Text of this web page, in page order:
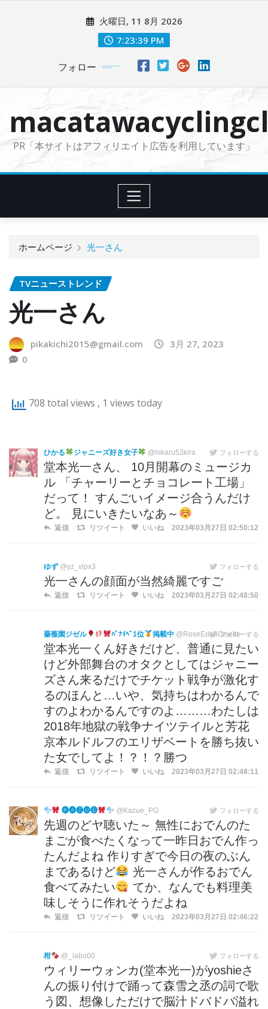
に
火曜日, 11 8月 2026
7:23:40 PM
フォロー
PR「本サイトはアフィリエイト広告を利用しています」
ホームページ 光一さん
TVニューストレンド
光一さん
pikakichi2015@gmail.com
3月 27, 2023
0
708 total views , 1 views today
ひかる ジャニーズ好き女子 @hikaru53kira フォローする
堂本光一さん、 10月開幕のミュージカ
ル 「チャーリーとチョコレート工場」
だって！ すんごいイメージ合うんだけ
ど。 見にいきたいなあ～
返信 リツイート いいね 2023年03月27日 02:50:12
ゆず @yz_vipx3 フォローする
光一さんの顔面が当然綺麗ですご
返信 リツイート いいね 2023年03月27日 02:48:50
薔薇園ジゼル ﾊﾞﾅｲﾍﾞ1位 掲載中 @RoseEdenGiselle
フォローする
堂本光一くん好きだけど、普通に見たい
けど外部舞台のオタクとしてはジャニー
ズさん来るだけでチケット戦争が激化す
るのほんと…いや、気持ちはわかるんで
すのよわかるんですのよ………わたしは
2018年地獄の戦争ナイツテイルと芳花
京本ルドルフのエリザベートを勝ち抜い
た女でしてよ！？！？勝つ
返信 リツイート いいね 2023年03月27日 02:48:11
🅚🅐🅩🅤🅔 @Kazue_PG フォローする
先週のどヤ聴いた～ 無性におでんのた
まごが食べたくなって一昨日おでん作っ
たんだよね 作りすぎで今日の夜のぶん
まであるけど
光一さんが作るおでん
食べてみたい
てか、なんでも料理美
味しそうに作れそうだよね
返信 リツイート いいね 2023年03月27日 02:46:22
柑 @_labo00 フォローする
ウィリーウォンカ(堂本光一)がyoshieさ
んの振り付けで踊って森雪之丞の詞で歌
う図、想像しただけで脳汁ドバドバ溢れ